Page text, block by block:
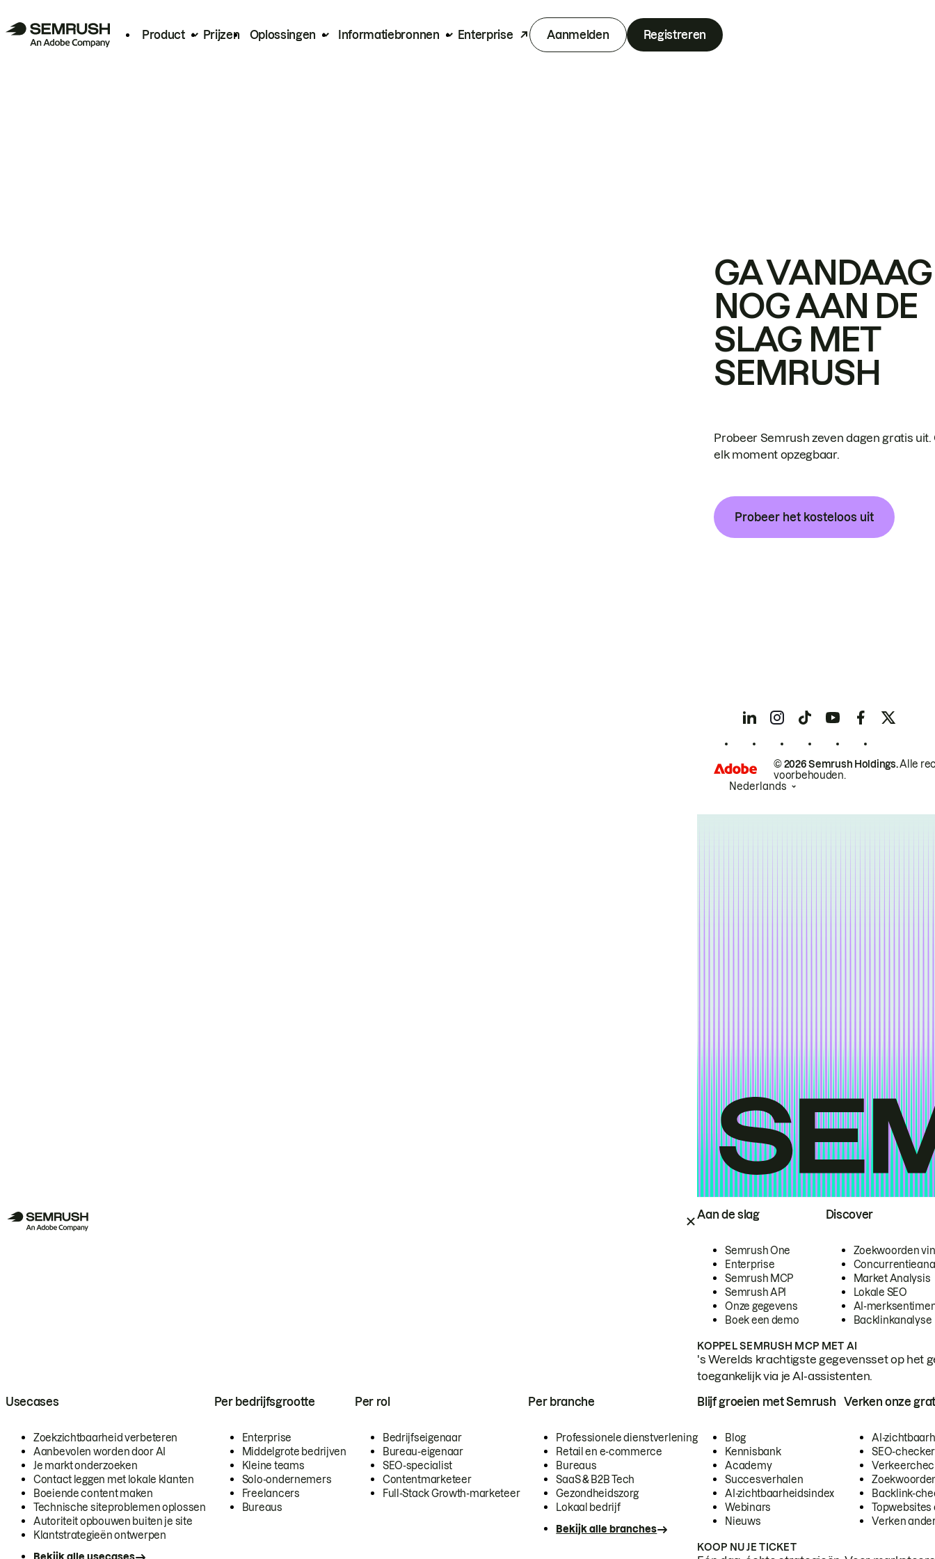
Product Prijzen Oplossingen Informatiebronnen Enterprise Aanmelden Registreren
Aan de slag
Semrush One
Enterprise
Semrush MCP
Semrush API
Onze gegevens
Boek een demo
Discover
Zoekwoorden
Market Analysis
Lokale SEO
AI-
Backlinkanalyse
KOPPEL SEMRUSH MCP MET AI
's Werelds krachtigste gegevensset op het
toegankelijk via je AI-assistenten.
Usecases
Zoekzichtbaarheid verbeteren
Aanbevolen worden door AI
Je markt onderzoeken
Contact leggen met lokale klanten
Boeiende content maken
Technische siteproblemen oplossen
Autoriteit opbouwen buiten je site
Klantstrategieën ontwerpen
Per bedrijfsgrootte
Enterprise
Middelgrote bedrijven
Kleine teams
Solo-ondernemers
Freelancers
Bureaus
Per rol
Bedrijfseigenaar
Bureau-eigenaar
SEO-specialist
Contentmarketeer
Full-Stack Growth-marketeer
Per branche
Professionele dienstverlening
Retail en e-commerce
Bureaus
SaaS & B2B Tech
Gezondheidszorg
Lokaal bedrijf
Bekijk alle branches
Blijf groeien met Semrush
Blog
Kennisbank
Academy
Succesverhalen
AI-zichtbaarheidsindex
Webinars
Nieuws
Verken onze
AI-
SEO-checker
Backlink-
Topwebsites
Verken
KOOP NU JE TICKET
GA VANDAAG
NOG AAN DE
SLAG MET
SEMRUSH
Probeer Semrush zeven dagen gratis uit.
elk moment opzegbaar.
Probeer het kosteloos uit
© 2026 Semrush Holdings.Alle
voorbehouden.
Nederlands